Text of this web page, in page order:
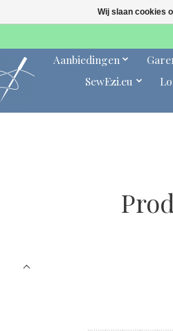
Aanbiedingen
SewEzi.eu
Wij slaan cookies